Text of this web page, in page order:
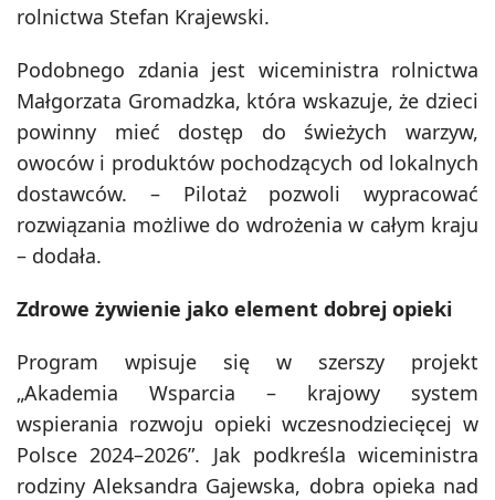
rolnictwa Stefan Krajewski.
Podobnego zdania jest wiceministra rolnictwa
Małgorzata Gromadzka, która wskazuje, że dzieci
powinny mieć dostęp do świeżych warzyw,
owoców i produktów pochodzących od lokalnych
dostawców. – Pilotaż pozwoli wypracować
rozwiązania możliwe do wdrożenia w całym kraju
– dodała.
Zdrowe żywienie jako element dobrej opieki
Program wpisuje się w szerszy projekt
„Akademia Wsparcia – krajowy system
wspierania rozwoju opieki wczesnodziecięcej w
Polsce 2024–2026”. Jak podkreśla wiceministra
rodziny Aleksandra Gajewska, dobra opieka nad